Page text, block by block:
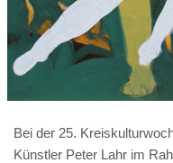
Bei der 25.
Künstler Peter Lahr im